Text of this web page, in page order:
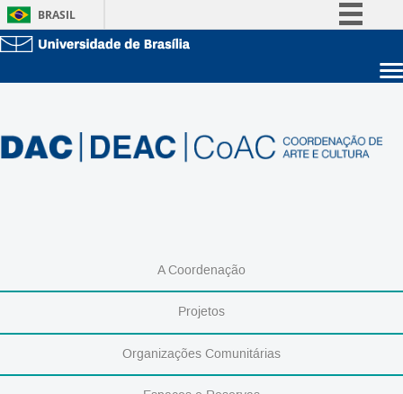
BRASIL
Legislação
Graduação
A Coordenação
Projetos
Organizações Comunitárias